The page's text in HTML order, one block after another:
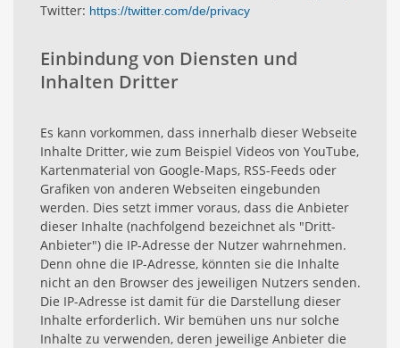
Twitter: https://twitter.com/de/privacy
Einbindung von Diensten und
Inhalten Dritter
Es kann vorkommen, dass innerhalb dieser Webseite
Inhalte Dritter, wie zum Beispiel Videos von YouTube,
Kartenmaterial von Google-Maps, RSS-Feeds oder
Grafiken von anderen Webseiten eingebunden
werden. Dies setzt immer voraus, dass die Anbieter
dieser Inhalte (nachfolgend bezeichnet als "Dritt-
Anbieter") die IP-Adresse der Nutzer wahrnehmen.
Denn ohne die IP-Adresse, könnten sie die Inhalte
nicht an den Browser des jeweiligen Nutzers senden.
Die IP-Adresse ist damit für die Darstellung dieser
Inhalte erforderlich. Wir bemühen uns nur solche
Inhalte zu verwenden, deren jeweilige Anbieter die